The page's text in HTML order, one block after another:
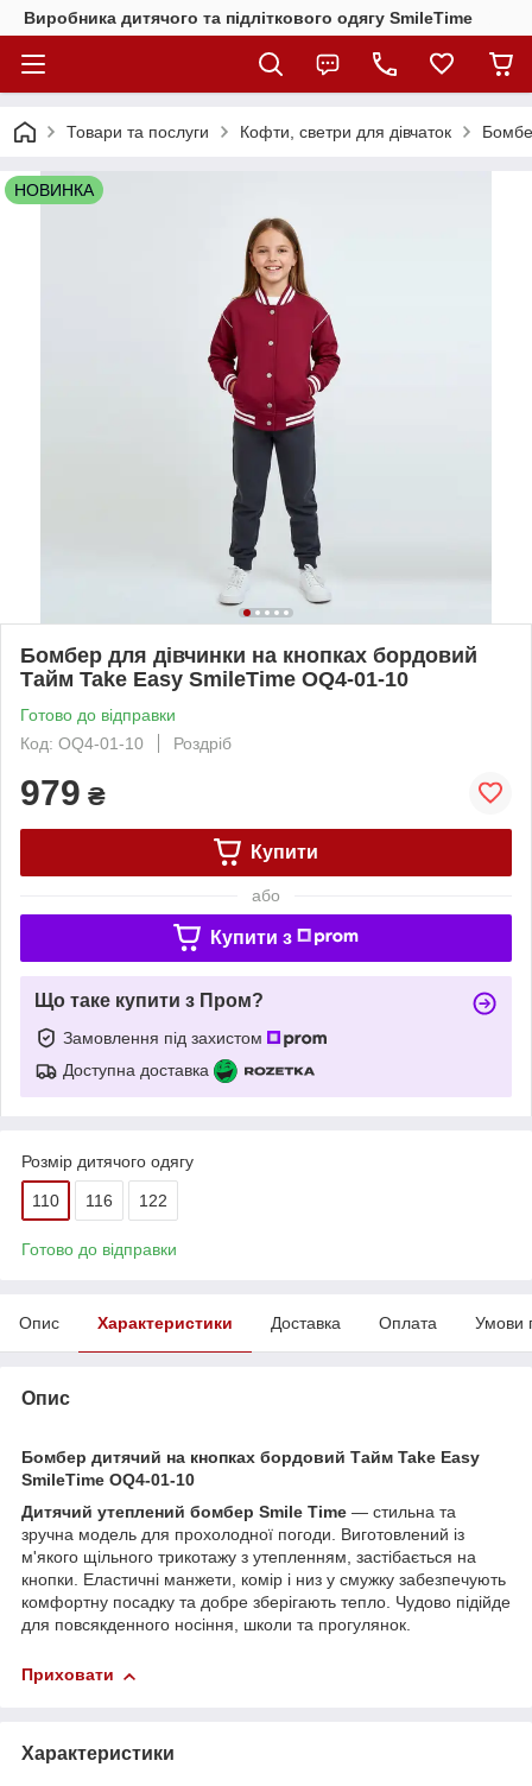
Виробника дитячого та підліткового одягу SmileTime
Товари та послуги Кофти, светри для дівчаток
НОВИНКА
Бомбер для дівчинки на кнопках бордовий
Тайм Take Easy SmileTime OQ4-01-10
Готово до відправки
Код: OQ4-01-10
Роздріб
979 ₴
Купити
або
Купити з
Що таке купити з Пром?
Замовлення під захистом
Доступна доставка
Розмір дитячого одягу
110 116 122
Готово до відправки
Опис Характеристики Доставка Оплата Умови
Опис
Бомбер дитячий на кнопках бордовий Тайм Take Easy
SmileTime OQ4-01-10
Дитячий утеплений бомбер Smile Time — стильна та
зручна модель для прохолодної погоди. Виготовлений із
м'якого щільного трикотажу з утепленням, застібається на
кнопки. Еластичні манжети, комір і низ у смужку забезпечують
комфортну посадку та добре зберігають тепло. Чудово підійде
для повсякденного носіння, школи та прогулянок.
Приховати
Характеристики